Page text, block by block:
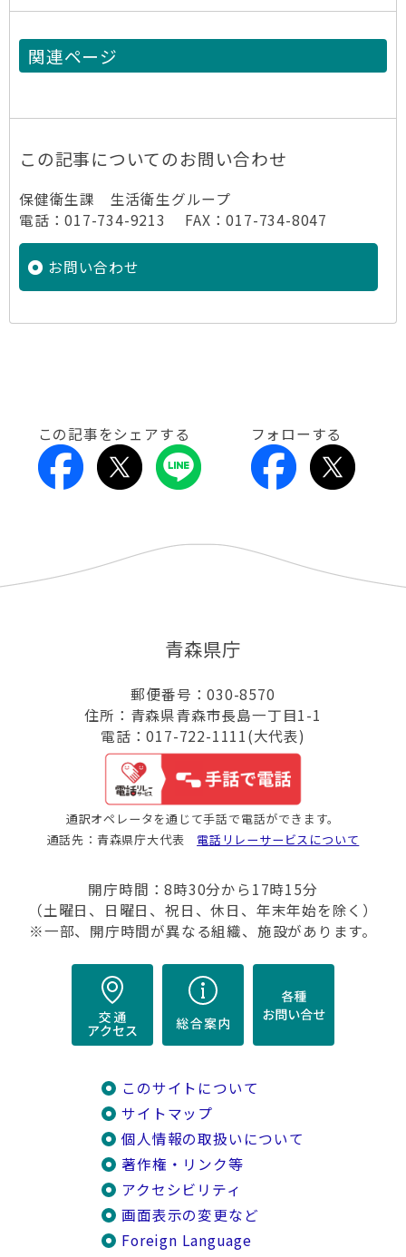
関連ページ
この記事についてのお問い合わせ
保健衛生課 生活衛生グループ
電話：017-734-9213 FAX：017-734-8047
お問い合わせ
この記事をシェアする フォローする
青森県庁
郵便番号：030-8570
住所：青森県青森市長島一丁目1-1
電話：017-722-1111(大代表)
通訳オペレータを通じて手話で電話ができます。
通話先：青森県庁大代表 電話リレーサービスについて
開庁時間：8時30分から17時15分
（土曜日、日曜日、祝日、休日、年末年始を除く）
※一部、開庁時間が異なる組織、施設があります。
このサイトについて
サイトマップ
個人情報の取扱いについて
著作権・リンク等
アクセシビリティ
画面表示の変更など
Foreign Language